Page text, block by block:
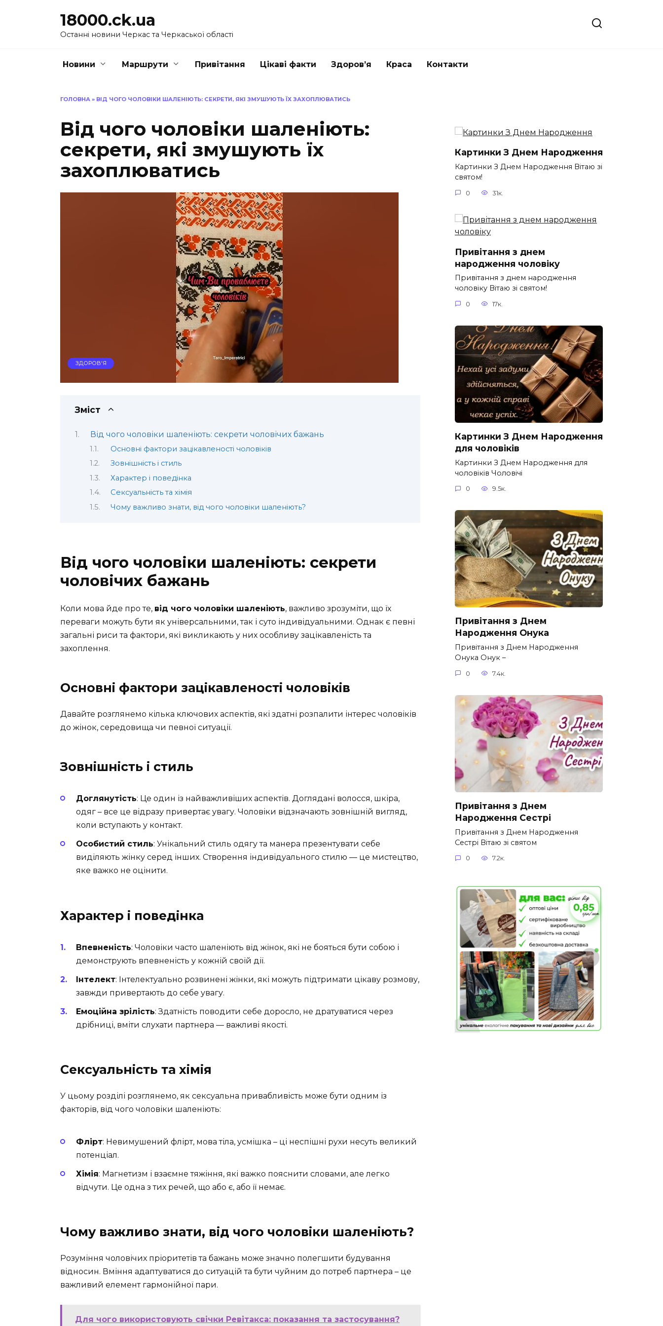
18000.ck.ua
Останні новини Черкас та Черкаської області
Новини Маршрути Привітання Цікаві факти Здоров’я Краса Контакти
ГОЛОВНА » ВІД ЧОГО ЧОЛОВІКИ ШАЛЕНІЮТЬ: СЕКРЕТИ, ЯКІ ЗМУШУЮТЬ ЇХ ЗАХОПЛЮВАТИСЬ
Від чого чоловіки шаленіють:
секрети, які змушують їх
захоплюватись
ЗДОРОВ'Я
Зміст
Від чого чоловіки шаленіють: секрети чоловічих бажань
Основні фактори зацікавленості чоловіків
Зовнішність і стиль
Характер і поведінка
Сексуальність та хімія
Чому важливо знати, від чого чоловіки шаленіють?
Від чого чоловіки шаленіють: секрети
чоловічих бажань
Коли мова йде про те, від чого чоловіки шаленіють, важливо зрозуміти, що їх
переваги можуть бути як універсальними, так і суто індивідуальними. Однак є певні
загальні риси та фактори, які викликають у них особливу зацікавленість та
захоплення.
Основні фактори зацікавленості чоловіків
Давайте розглянемо кілька ключових аспектів, які здатні розпалити інтерес чоловіків
до жінок, середовища чи певної ситуації.
Зовнішність і стиль
Доглянутість: Це один із найважливіших аспектів. Доглядані волосся, шкіра,
одяг – все це відразу привертає увагу. Чоловіки відзначають зовнішній вигляд,
коли вступають у контакт.
Особистий стиль: Унікальний стиль одягу та манера презентувати себе
виділяють жінку серед інших. Створення індивідуального стилю — це мистецтво,
яке важко не оцінити.
Характер і поведінка
Впевненість: Чоловіки часто шаленіють від жінок, які не бояться бути собою і
демонструють впевненість у кожній своїй дії.
Інтелект: Інтелектуально розвинені жінки, які можуть підтримати цікаву розмову,
завжди привертають до себе увагу.
Емоційна зрілість: Здатність поводити себе доросло, не дратуватися через
дрібниці, вміти слухати партнера — важливі якості.
Сексуальність та хімія
У цьому розділі розглянемо, як сексуальна привабливість може бути одним із
факторів, від чого чоловіки шаленіють:
Флірт: Невимушений флірт, мова тіла, усмішка – ці неспішні рухи несуть великий
потенціал.
Хімія: Магнетизм і взаємне тяжіння, які важко пояснити словами, але легко
відчути. Це одна з тих речей, що або є, або її немає.
Чому важливо знати, від чого чоловіки шаленіють?
Розуміння чоловічих пріоритетів та бажань може значно полегшити будування
відносин. Вміння адаптуватися до ситуацій та бути чуйним до потреб партнера – це
важливий елемент гармонійної пари.
Для чого використовують свічки Ревітакса: показання та застосування?
Картинки З Днем Народження
Картинки З Днем Народження Вітаю зі
святом!
0 31к.
Привітання з днем
народження чоловіку
Привітання з днем народження
чоловіку Вітаю зі святом!
0 17к.
Картинки З Днем Народження
для чоловіків​
Картинки З Днем Народження для
чоловіків​ Чоловічі
0 9.5к.
Привітання з Днем
Народження Онука
Привітання з Днем Народження
Онука Онук –
0 7.4к.
Привітання з Днем
Народження Сестрі
Привітання з Днем Народження
Сестрі Вітаю зі святом
0 7.2к.